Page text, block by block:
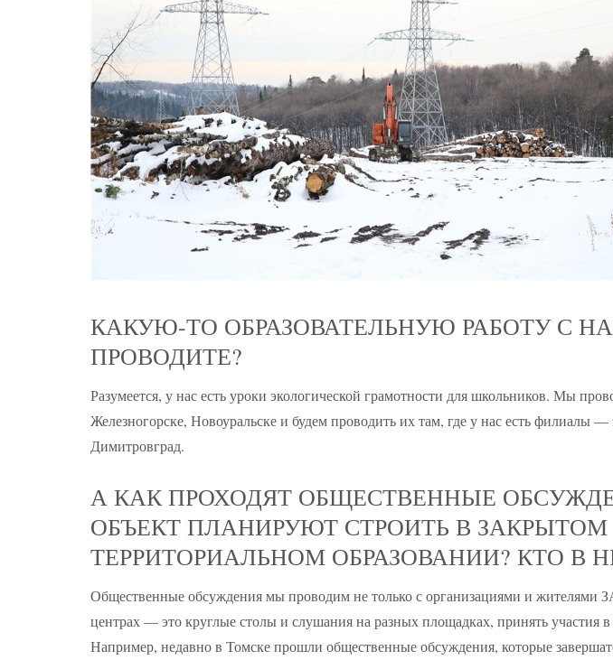
КАКУЮ-ТО ОБРАЗОВАТЕЛЬНУЮ РАБОТУ С
ПРОВОДИТЕ?
Разумеется, у нас есть уроки экологической грамотности для школьников. Мы
Железногорске, Новоуральске и будем проводить их там, где у нас есть филиалы —
Димитровград.
А КАК ПРОХОДЯТ ОБЩЕСТВЕННЫЕ
ОБЪЕКТ ПЛАНИРУЮТ СТРОИТЬ В ЗАКРЫТОМ
ТЕРРИТОРИАЛЬНОМ ОБРАЗОВАНИИ? КТО В
Общественные обсуждения мы проводим не только с организациями и жителями
центрах — это круглые столы и слушания на разных площадках, принять участия
Например, недавно в Томске прошли общественные обсуждения, которые